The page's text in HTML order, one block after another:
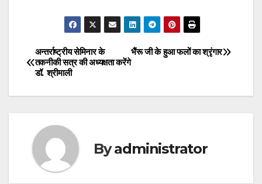
Post
navigation
भैंरू जी के हुआ फलों का श्रृंगार
अन्तर्राष्ट्रीय सेमिनार के
तकनीकी सत्र की अध्यक्षता करेंगे
डॉ. श्रीमाली
Byadministrator